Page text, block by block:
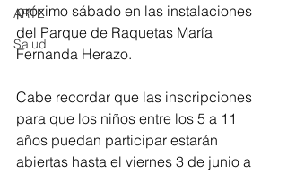
ARTE
Salud
próximo sábado en las instalaciones
del Parque de Raquetas María
Fernanda Herazo.
Cabe recordar que las inscripciones
para que los niños entre los 5 a 11
años puedan participar estarán
abiertas hasta el viernes 3 de junio a